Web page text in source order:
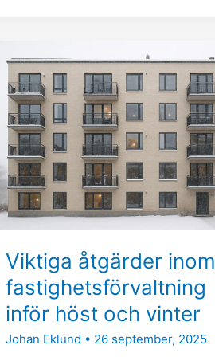
Viktiga åtgärder inom
fastighetsförvaltning
inför höst och vinter
Johan Eklund • 26 september, 2025
Viktiga
åtgärder
inom
fastighetsförvaltning
inför
höst
och
vinter